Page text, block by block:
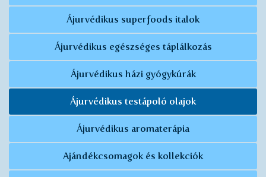
Ájurvédikus superfoods italok
Ájurvédikus egészséges táplálkozás
Ájurvédikus házi gyógykúrák
Ájurvédikus testápoló olajok
Ájurvédikus aromaterápia
Ajándékcsomagok és kollekciók